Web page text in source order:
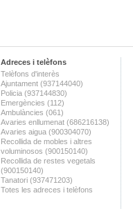
Adreces i telèfons
Telèfons d'interès
Ajuntament (937144040)
Policia (937144830)
Emergències (112)
Ambulàncies (061)
Avaries enllumenat (686216138)
Avaries aigua (900304070)
Recollida de mobles i altres
voluminosos (900150140)
Recollida de restes vegetals
(900150140)
Tanatori (937471203)
Totes les adreces i telèfons